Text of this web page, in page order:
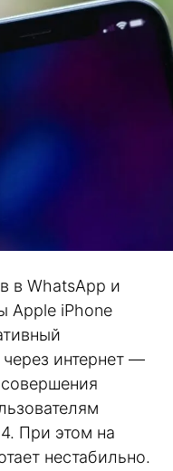
в WhatsApp и
Apple iPhone
интернет —
При этом на
нестабильно.